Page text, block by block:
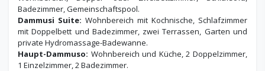
Badezimmer, Gemeinschaftspool.
Dammusi Suite: Wohnbereich mit Kochnische, Schlafzimmer
mit Doppelbett und Badezimmer, zwei Terrassen, Garten und
private Hydromassage-Badewanne.
Haupt-Dammuso: Wohnbereich und Küche, 2 Doppelzimmer,
1 Einzelzimmer, 2 Badezimmer.